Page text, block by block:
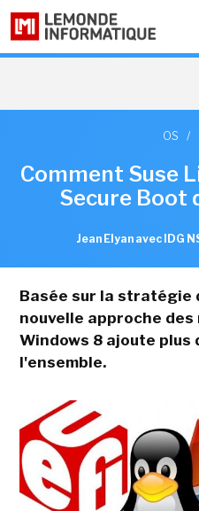
OS /
Comment Suse
Secure Boot
Jean Elyan avec IDG
Basée sur la stratégie
nouvelle approche
Windows 8 ajoute plus
l'ensemble.